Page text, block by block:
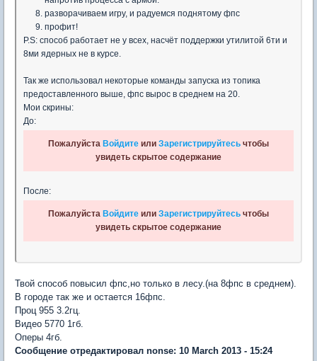
разворачиваем игру, и радуемся поднятому фпс
профит!
P.S: способ работает не у всех, насчёт поддержки утилитой 6ти и
8ми ядерных не в курсе.
Так же использовал некоторые команды запуска из топика
предоставленного выше, фпс вырос в среднем на 20.
Мои скрины:
До:
Пожалуйста Войдите или Зарегистрируйтесь чтобы
увидеть скрытое содержание
После:
Пожалуйста Войдите или Зарегистрируйтесь чтобы
увидеть скрытое содержание
Твой способ повысил фпс,но только в лесу.(на 8фпс в среднем).
В городе так же и остается 16фпс.
Проц 955 3.2гц.
Видео 5770 1гб.
Оперы 4гб.
Сообщение отредактировал nonse: 10 March 2013 - 15:24